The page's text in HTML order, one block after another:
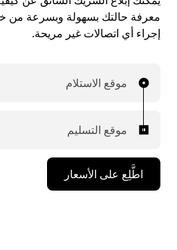
معرفة حالتك بسهولة وبسرعة من
إجراء أي اتصالات غير مريحة.
موقع الاستلام
موقع التسليم
اطَّلِع على الأسعار